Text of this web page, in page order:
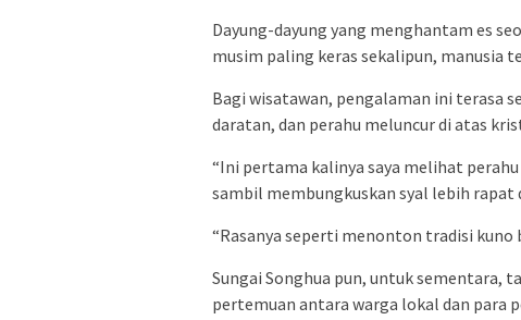
Dayung-dayung yang menghantam es
musim paling keras sekalipun, manusia
Bagi wisatawan, pengalaman ini terasa
daratan, dan perahu meluncur di atas
“Ini pertama kalinya saya melihat
sambil membungkuskan syal lebih rapat
“Rasanya seperti menonton tradisi kuno
Sungai Songhua pun, untuk sementara,
pertemuan antara warga lokal dan para